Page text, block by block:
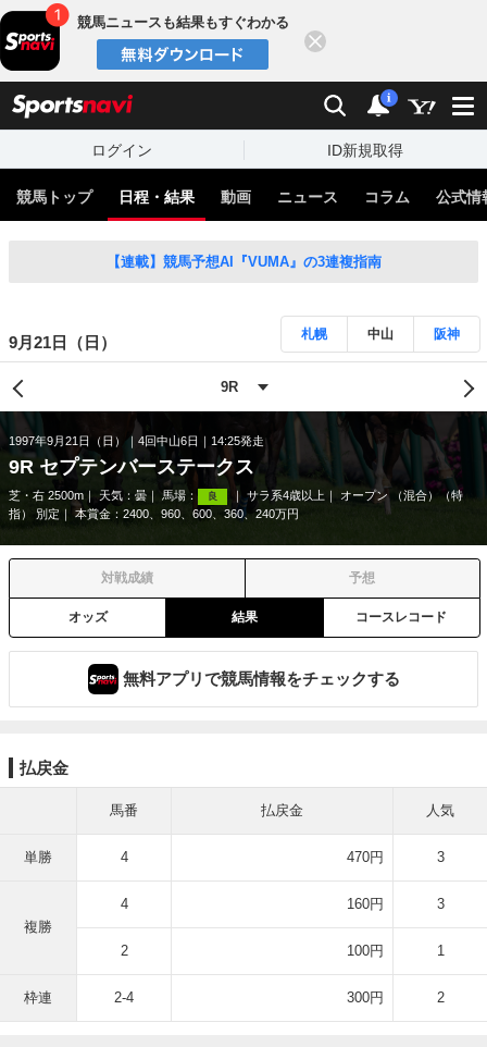
競馬ニュースも結果もすぐわかる
検索 通知
i
ログイン ID新規取得
競馬トップ 日程・結果 動画 ニュース コラム 公式情
【連載】競馬予想AI『VUMA』の3連複指南
9月21日（日） 札幌 中山 阪神
1997年9月21日（日） 4回中山6日 14:25発走
9R セプテンバーステークス
芝・右 2500m 天気： 曇 馬場： 良 サラ系4歳以上
オープン （混合）（特
指） 別定
本賞金：2400、960、600、360、240万円
対戦成績 予想
オッズ 結果 コースレコード
無料アプリで競馬情報をチェックする
払戻金
馬番 払戻金 人気
単勝 4 470円 3
複勝
4 160円 3
2 100円 1
枠連 2-4 300円 2